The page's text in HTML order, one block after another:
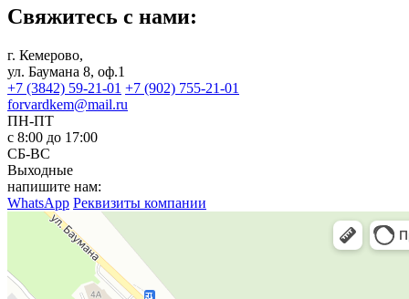
Свяжитесь с нами:
г. Кемерово,
ул. Баумана 8, оф.1
+7 (3842) 59-21-01 +7 (902) 755-21-01
forvardkem@mail.ru
ПН-ПТ
с 8:00 до 17:00
СБ-ВС
Выходные
напишите нам:
WhatsApp Реквизиты компании